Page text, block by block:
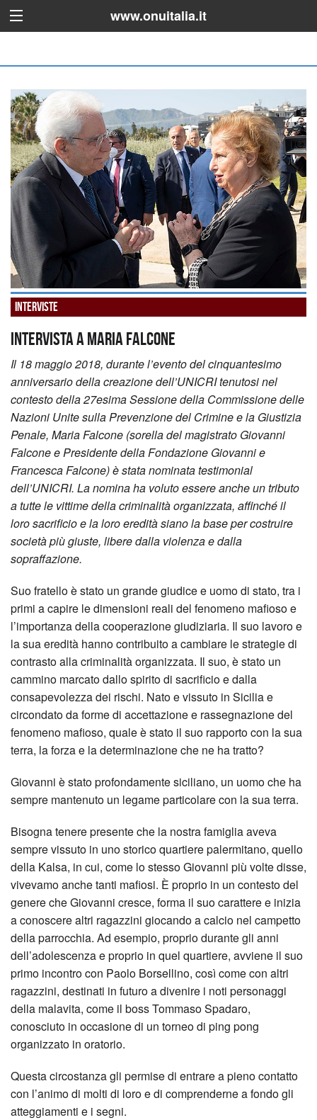
www.onuitalia.it
Interviste
Intervista a Maria Falcone
Il 18 maggio 2018, durante l’evento del cinquantesimo
anniversario della creazione dell’UNICRI tenutosi nel
contesto della 27esima Sessione della Commissione delle
Nazioni Unite sulla Prevenzione del Crimine e la Giustizia
Penale, Maria Falcone (sorella del magistrato Giovanni
Falcone e Presidente della Fondazione Giovanni e
Francesca Falcone) è stata nominata testimonial
dell’UNICRI. La nomina ha voluto essere anche un tributo
a tutte le vittime della criminalità organizzata, affinché il
loro sacrificio e la loro eredità siano la base per costruire
società più giuste, libere dalla violenza e dalla
sopraffazione.
Suo fratello è stato un grande giudice e uomo di stato, tra i
primi a capire le dimensioni reali del fenomeno mafioso e
l’importanza della cooperazione giudiziaria. Il suo lavoro e
la sua eredità hanno contribuito a cambiare le strategie di
contrasto alla criminalità organizzata. Il suo, è stato un
cammino marcato dallo spirito di sacrificio e dalla
consapevolezza dei rischi. Nato e vissuto in Sicilia e
circondato da forme di accettazione e rassegnazione del
fenomeno mafioso, quale è stato il suo rapporto con la sua
terra, la forza e la determinazione che ne ha tratto?
Giovanni è stato profondamente siciliano, un uomo che ha
sempre mantenuto un legame particolare con la sua terra.
Bisogna tenere presente che la nostra famiglia aveva
sempre vissuto in uno storico quartiere palermitano, quello
della Kalsa, in cui, come lo stesso Giovanni più volte disse,
vivevamo anche tanti mafiosi. È proprio in un contesto del
genere che Giovanni cresce, forma il suo carattere e inizia
a conoscere altri ragazzini giocando a calcio nel campetto
della parrocchia. Ad esempio, proprio durante gli anni
dell’adolescenza e proprio in quel quartiere, avviene il suo
primo incontro con Paolo Borsellino, così come con altri
ragazzini, destinati in futuro a divenire i noti personaggi
della malavita, come il boss Tommaso Spadaro,
conosciuto in occasione di un torneo di ping pong
organizzato in oratorio.
Questa circostanza gli permise di entrare a pieno contatto
con l’animo di molti di loro e di comprenderne a fondo gli
atteggiamenti e i segni.